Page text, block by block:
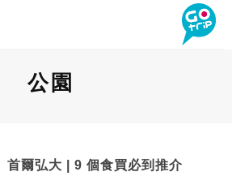
公園
首爾弘大 | 9 個食買必到推介